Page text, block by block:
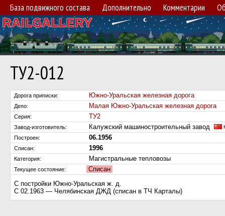
База подвижного состава Дополнительно Комментарии
ТУ2-012
Дорога приписки: Южно-Уральская железная дорога
Депо: Малая Южно-Уральская железная дорога
Серия: ТУ2
Завод-изготовитель: Калужский машиностроительный завод
Построен: 06.1956
Списан: 1996
Категория: Магистральные тепловозы
Текущее состояние:
Списан
С постройки Южно-Уральская ж. д.
С 02.1963 — Челябинская ДЖД (списан в ТЧ Карталы)